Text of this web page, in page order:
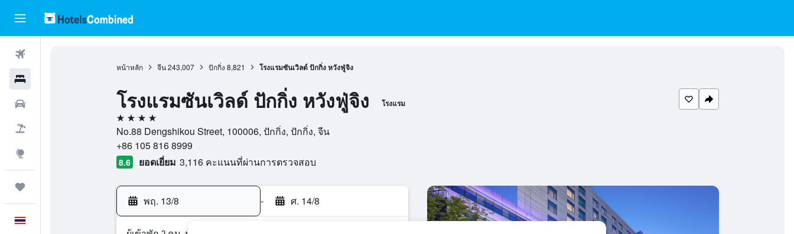
หน้าหลัก จีน 243,007 ปักกิ่ง 8,821 โรงแรมซันเวิลด์ ปักกิ่ง หวังฟู่จิง
โรงแรมซันเวิลด์ ปักกิ่ง หวังฟู่จิง โรงแรม
4 ดาว
No.88 Dengshikou Street, 100006, ปักกิ่ง, ปักกิ่ง, จีน
+86 105 816 8999
8.6 ยอดเยี่ยม 3,116 คะแนนที่ผ่านการตรวจสอบ
พฤ. 13/8 - ศ. 14/8